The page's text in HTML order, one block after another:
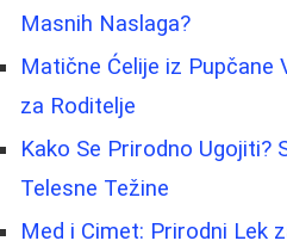
Masnih Naslaga?
Matične Ćelije iz Pupčane
za Roditelje
Kako Se Prirodno Ugojiti?
Telesne Težine
Med i Cimet: Prirodni Lek